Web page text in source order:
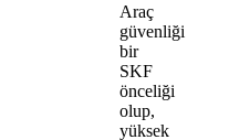
Araç
güvenliği
bir
SKF
önceliği
olup,
yüksek